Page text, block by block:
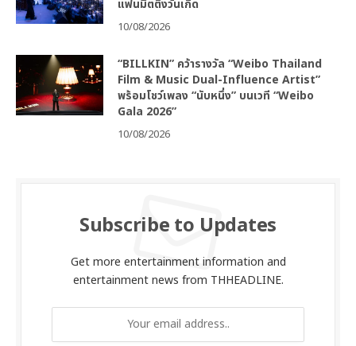
แฟนมีตติ้งวันเกิด
10/08/2026
“BILLKIN” คว้ารางวัล “Weibo Thailand
Film & Music Dual-Influence Artist”
พร้อมโชว์เพลง “นับหนึ่ง” บนเวที “Weibo
Gala 2026”
10/08/2026
Subscribe to Updates
Get more entertainment information and
entertainment news from THHEADLINE.